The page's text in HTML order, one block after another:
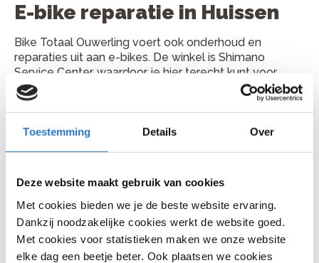
Toestemming Details Over
Deze website maakt gebruik van cookies
Met cookies bieden we je de beste website ervaring.
Dankzij noodzakelijke cookies werkt de website goed.
Met cookies voor statistieken maken we onze website
elke dag een beetje beter. Ook plaatsen we cookies
E-bike reparatie in Huissen
Bike Totaal Ouwerling voert ook onderhoud en
reparaties uit aan e-bikes. De winkel is Shimano
Service Center, waardoor je hier terecht kunt voor
onderhoud en reparatie volgens Shimano-
standaarden.
Plan je fietsreparatie bij Bike
Totaal Ouwerling
Je vindt Bike Totaal Ouwerling aan Huismanstraat 29,
6851 GS in Huissen. Bellen kan via 026 325 9075. Kom
gerust langs met je fiets of bel vooraf voor een
handig moment.